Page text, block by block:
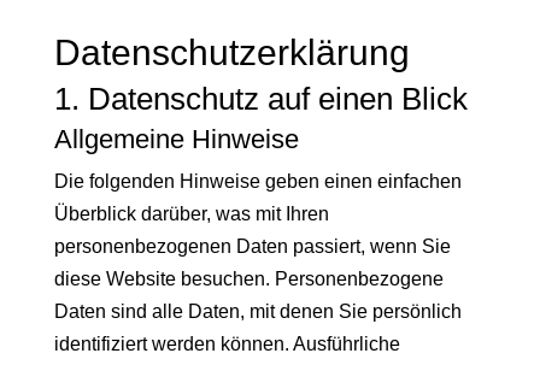
Datenschutz­erklärung
1. Datenschutz auf einen Blick
Allgemeine Hinweise
Die folgenden Hinweise geben einen einfachen
Überblick darüber, was mit Ihren
personenbezogenen Daten passiert, wenn Sie
diese Website besuchen. Personenbezogene
Daten sind alle Daten, mit denen Sie persönlich
identifiziert werden können. Ausführliche